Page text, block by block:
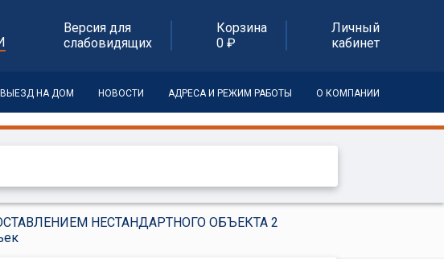
Версия для
слабовидящих
Корзина
0 ₽
Личный
кабинет
ВЫЕЗД НА ДОМ НОВОСТИ АДРЕСА И РЕЖИМ РАБОТЫ О КОМПАНИИ
НЕСТАНДАРТНОГО ОБЪЕКТА 2